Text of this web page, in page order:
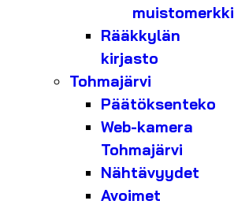
muistomerkki
Rääkkylän
kirjasto
Tohmajärvi
Päätöksenteko
Web-kamera
Tohmajärvi
Nähtävyydet
Avoimet